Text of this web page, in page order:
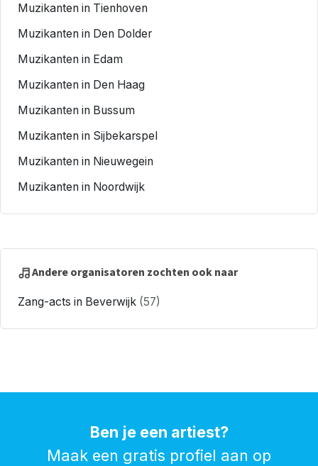
Muzikanten in Tienhoven
Muzikanten in Den Dolder
Muzikanten in Edam
Muzikanten in Den Haag
Muzikanten in Bussum
Muzikanten in Sijbekarspel
Muzikanten in Nieuwegein
Muzikanten in Noordwijk
Andere organisatoren zochten ook naar
Zang-acts in Beverwijk (57)
Ben je een artiest?
Maak een gratis profiel aan op